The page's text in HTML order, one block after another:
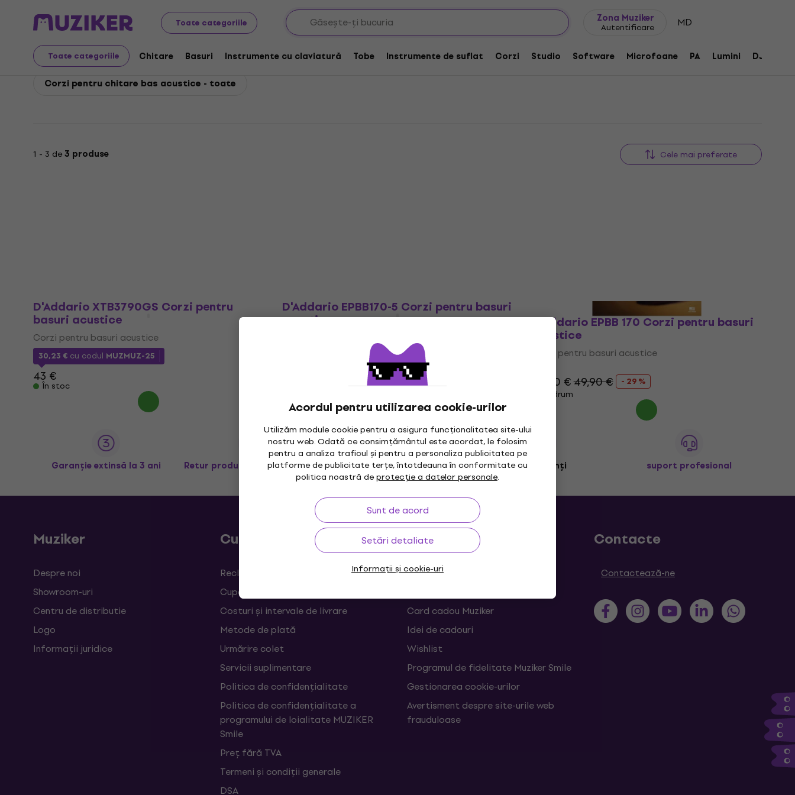
Toate categoriile
Zona Muziker
Autentificare MD
Toate categoriile Chitare Basuri Instrumente cu claviatură Tobe Instrumente de suflat Corzi Studio Software Microfoane PA Lumini DJ
Acordul pentru utilizarea cookie-urilor
Utilizăm module cookie pentru a asigura funcționalitatea site-ului
nostru web. Odată ce consimțământul este acordat, le folosim
pentru a analiza traficul și pentru a personaliza publicitatea pe
platforme de publicitate terțe, întotdeauna în conformitate cu
politica noastră deprotecție a datelor personale.
Sunt de acord
Setări detaliate
Informații și cookie-uri
D'Addario Basuri Corzi pentru chitare bas D'Addario Corzi pentru chitare bas acustice
D'Addario Corzi pentru chitare bas acustice
Corzi pentru chitare bas acustice - toate
1 - 3 de3 produse Cele mai preferate
D'Addario XTB3790GS Corzi pentru
basuri acustice
Corzi pentru basuri acustice
30,23 € cu codul MUZMUZ-25
43 €
În stoc
D'Addario EPBB170-5 Corzi pentru basuri
acustice
MUZMUZ-15
D'Addario EPBB 170 Corzi pentru basuri
acustice
Corzi pentru basuri acustice
35,50 €49,90 €
- 29 %
Pe drum
Garanție extinsă la 3 ani Retur produse în maxim 30 zile Garanția prețului 3M+ clienți suport profesional
Muziker
Despre noi
Showroom-uri
Centru de distributie
Logo
Informații juridice
Cumpărare
Reclamații și retrageri din contract
Cupoane
Costuri și intervale de livrare
Metode de plată
Urmărire colet
Servicii suplimentare
Politica de confidențialitate
Politica de confidențialitate a
programului de loialitate MUZIKER
Smile
Preț fără TVA
Termeni și condiții generale
DSA
Linkuri utile
FAQ - Întrebări frecvente
Card cadou Muziker
Idei de cadouri
Wishlist
Programul de fidelitate Muziker Smile
Gestionarea cookie-urilor
Avertisment despre site-urile web
frauduloase
Contacte
Contactează-ne